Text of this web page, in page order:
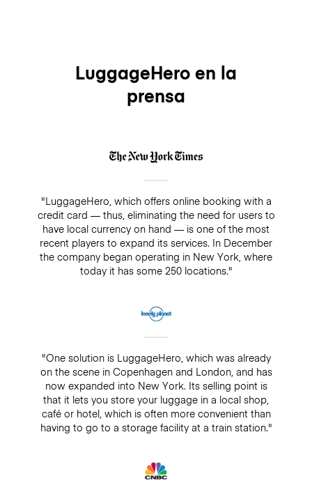
LuggageHero en la
prensa
"LuggageHero, which offers online booking with a
credit card — thus, eliminating the need for users to
have local currency on hand — is one of the most
recent players to expand its services. In December
the company began operating in New York, where
today it has some 250 locations."
"One solution is LuggageHero, which was already
on the scene in Copenhagen and London, and has
now expanded into New York. Its selling point is
that it lets you store your luggage in a local shop,
café or hotel, which is often more convenient than
having to go to a storage facility at a train station."